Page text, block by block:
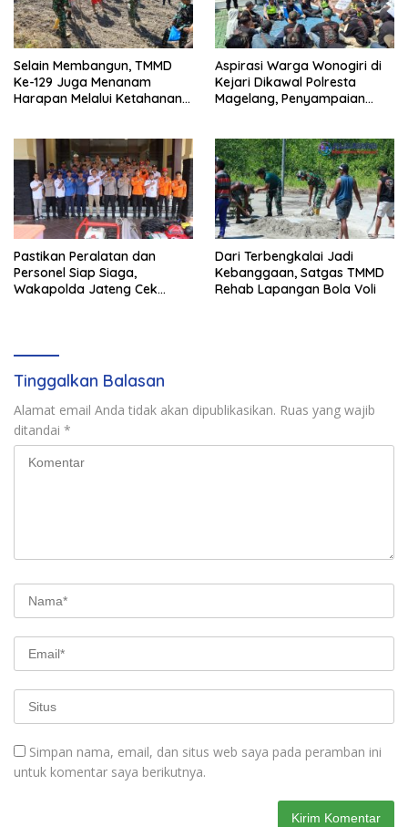
Selain Membangun, TMMD
Ke-129 Juga Menanam
Harapan Melalui Ketahanan
Aspirasi Warga Wonogiri di
Kejari Dikawal Polresta
Magelang, Penyampaian
Pastikan Peralatan dan
Personel Siap Siaga,
Wakapolda Jateng Cek
Dari Terbengkalai Jadi
Kebanggaan, Satgas TMMD
Rehab Lapangan Bola Voli
Tinggalkan Balasan
Alamat email Anda tidak akan dipublikasikan. Ruas yang wajib
ditandai *
Simpan nama, email, dan situs web saya pada peramban ini
untuk komentar saya berikutnya.